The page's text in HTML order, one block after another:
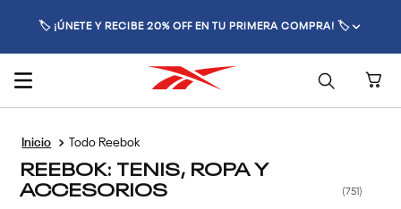
🏷️ ¡ÚNETE Y RECIBE 20% OFF EN TU PRIMERA COMPRA! 🏷️
Todo Reebok
REEBOK: TENIS, ROPA Y
ACCESORIOS 751